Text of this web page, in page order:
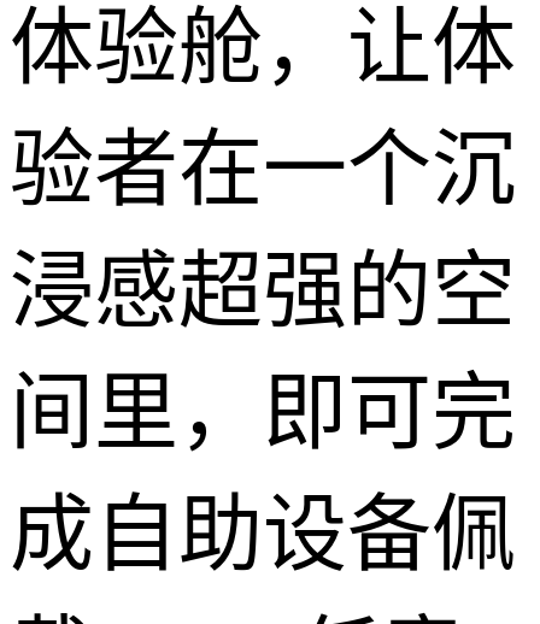
体验舱，让体
验者在一个沉
浸感超强的空
间里，即可完
成自助设备佩